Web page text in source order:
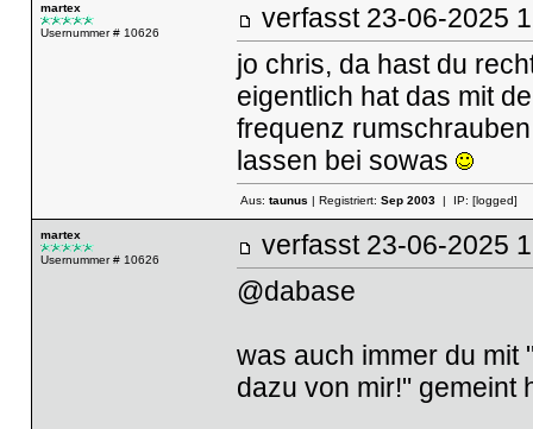
martex
Usernummer # 10626
verfasst 23-06-
jo chris, da hast du
eigentlich hat das mit
frequenz
lassen bei sowas
Aus: taunus | Registriert: Sep 2003| IP: [logged]
martex
Usernummer # 10626
verfasst 23-06-
@dabase
was auch immer du mit
dazu von mir!" gemeint